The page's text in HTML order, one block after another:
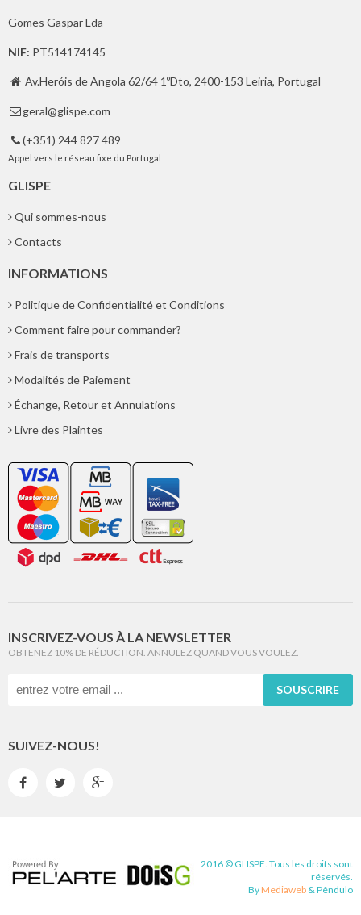
Gomes Gaspar Lda
NIF: PT514174145
 Av.Heróis de Angola 62/64 1ºDto, 2400-153 Leiria, Portugal
 geral@glispe.com
 (+351) 244 827 489
Appel vers le réseau fixe du Portugal
GLISPE
Qui sommes-nous
Contacts
INFORMATIONS
Politique de Confidentialité et Conditions
Comment faire pour commander?
Frais de transports
Modalités de Paiement
Échange, Retour et Annulations
Livre des Plaintes
INSCRIVEZ-VOUS À LA NEWSLETTER
OBTENEZ 10% DE RÉDUCTION. ANNULEZ QUAND VOUS VOULEZ.
SOUSCRIRE
SUIVEZ-NOUS!
  
2016 © GLISPE. Tous les droits sont
réservés.
By Mediaweb & Pêndulo